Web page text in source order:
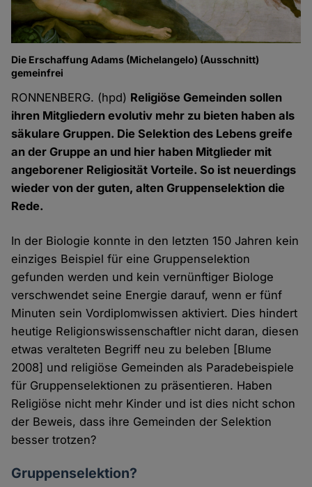
Die Erschaffung Adams (Michelangelo) (Ausschnitt)
gemeinfrei
RONNENBERG. (hpd) Religiöse Gemeinden sollen
ihren Mitgliedern evolutiv mehr zu bieten haben als
säkulare Gruppen. Die Selektion des Lebens greife
an der Gruppe an und hier haben Mitglieder mit
angeborener Religiosität Vorteile. So ist neuerdings
wieder von der guten, alten Gruppenselektion die
Rede.
In der Biologie konnte in den letzten 150 Jahren kein
einziges Beispiel für eine Gruppenselektion
gefunden werden und kein vernünftiger Biologe
verschwendet seine Energie darauf, wenn er fünf
Minuten sein Vordiplomwissen aktiviert. Dies hindert
heutige Religionswissenschaftler nicht daran, diesen
etwas veralteten Begriff neu zu beleben [Blume
2008] und religiöse Gemeinden als Paradebeispiele
für Gruppenselektionen zu präsentieren. Haben
Religiöse nicht mehr Kinder und ist dies nicht schon
der Beweis, dass ihre Gemeinden der Selektion
besser trotzen?
Gruppenselektion?